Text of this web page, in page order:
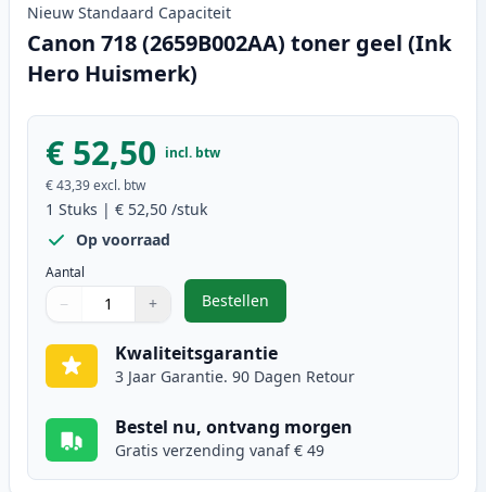
Nieuw Standaard Capaciteit
Canon 718 (2659B002AA) toner geel (Ink
Hero Huismerk)
€ 52,50 incl. btw
€ 43,39excl. btw
1 Stuks | € 52,50 /stuk
Op voorraad
Aantal
Gebruik de knoppen om aan te passen
− +
1
Bestellen
,Canon 718 (2659B002AA) toner
Kwaliteitsgarantie
3 Jaar Garantie. 90 Dagen Retour
Bestel nu, ontvang morgen
Gratis verzending vanaf € 49